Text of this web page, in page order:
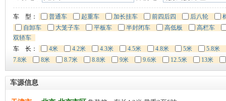
车 型： 普通车 起重车 加长挂车 前四后四 后八轮
自卸车
大笼子车 平板车 半封闭车 高低板
高栏车
双轿车
车 长：
4米 4.2米 4.3米 4.5米 4.8米 5米
5.8米
7.8米
8米 8.7米 8.8米 9米 9.6米 12.5米 13米
车源信息